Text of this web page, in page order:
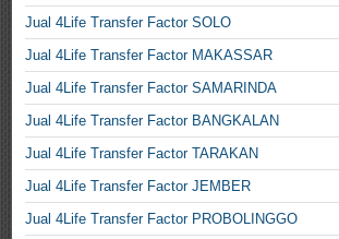
Jual 4Life Transfer Factor SOLO
Jual 4Life Transfer Factor MAKASSAR
Jual 4Life Transfer Factor SAMARINDA
Jual 4Life Transfer Factor BANGKALAN
Jual 4Life Transfer Factor TARAKAN
Jual 4Life Transfer Factor JEMBER
Jual 4Life Transfer Factor PROBOLINGGO